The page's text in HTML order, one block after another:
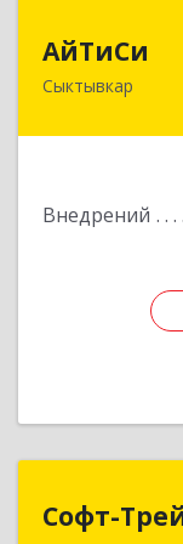
АйТиСи
Сыктывкар
Внедрений
167000,
Софт-